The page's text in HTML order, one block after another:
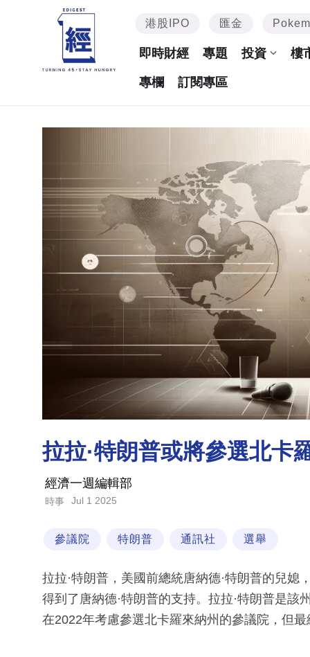
港股IPO 匯金
即時財經 專題 投資 樓
專欄 訂閱專區
拉拉·特朗普或將參選北卡
經濟一週編輯部
時事 Jul 1 2025
參議院 特朗普 通訊社 選舉
拉拉·特朗普，美國前總統唐納德·特朗普的兒
得到了唐納德·特朗普的支持。拉拉·特朗普是
在2022年考慮參選北卡羅來納州的參議院，但